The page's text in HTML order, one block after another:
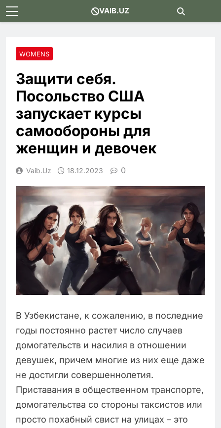
Skip
to
VAIB.UZ
WOMENS
Защити себя.
Посольство США
запускает курсы
самообороны для
женщин и девочек
Vaib.uz 18.12.2023 0
В Узбекистане, к сожалению, в последние
годы постоянно растет число случаев
домогательств и насилия в отношении
девушек, причем многие из них еще даже
не достигли совершеннолетия.
Приставания в общественном транспорте,
домогательства со стороны таксистов или
просто похабный свист на улицах – это